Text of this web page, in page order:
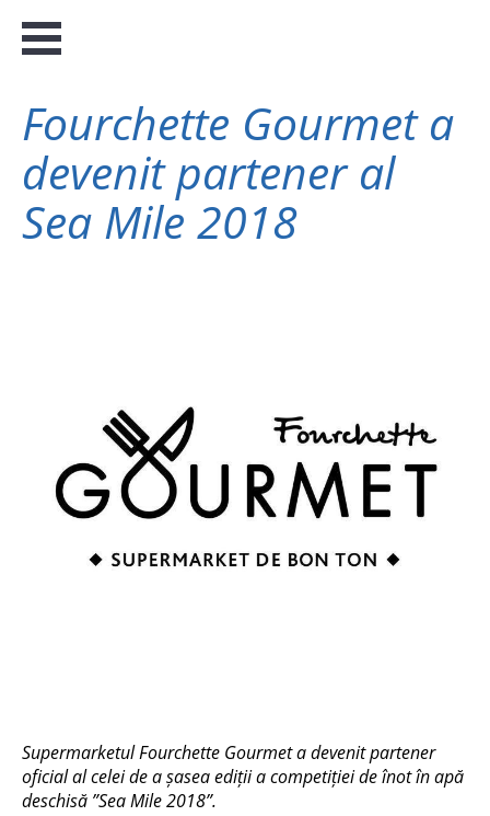
Fourchette Gourmet a
devenit partener al
Sea Mile 2018
Supermarketul Fourchette Gourmet a devenit partener
oficial al celei de a șasea ediții a competiției de înot în apă
deschisă ”Sea Mile 2018”.